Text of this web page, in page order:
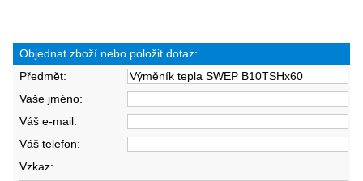
Objednat zboží nebo položit dotaz:
Předmět:
Vaše jméno:
Váš e-mail:
Váš telefon:
Vzkaz: